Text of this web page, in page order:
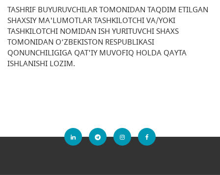
TASHRIF BUYURUVCHILAR TOMONIDAN TAQDIM ETILGAN
SHAXSIY MA'LUMOTLAR TASHKILOTCHI VA/YOKI
TASHKILOTCHI NOMIDAN ISH YURITUVCHI SHAXS
TOMONIDAN O‘ZBEKISTON RESPUBLIKASI
QONUNCHILIGIGA QAT'IY MUVOFIQ HOLDA QAYTA
ISHLANISHI LOZIM.